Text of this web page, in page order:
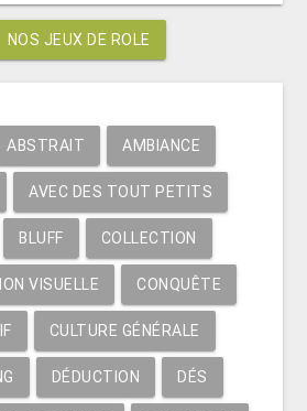
NOS JEUX DE ROLE
ABSTRAIT AMBIANCE
AVEC DES TOUT PETITS
BLUFF COLLECTION
VISUELLE CONQUÊTE
CULTURE GÉNÉRALE
DÉDUCTION DÉS